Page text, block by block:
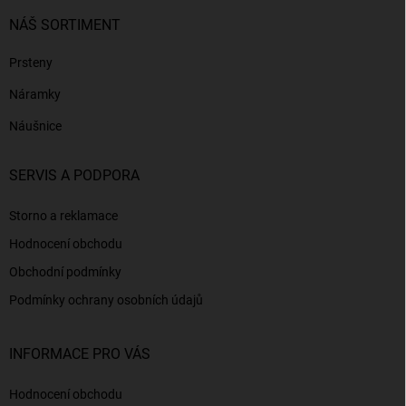
NÁŠ SORTIMENT
Prsteny
Náramky
Náušnice
SERVIS A PODPORA
Storno a reklamace
Hodnocení obchodu
Obchodní podmínky
Podmínky ochrany osobních údajů
INFORMACE PRO VÁS
Hodnocení obchodu